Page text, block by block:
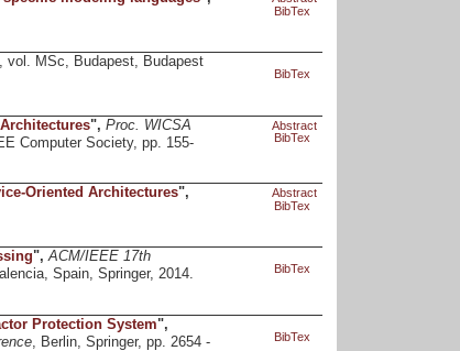
BibTex
, vol. MSc, Budapest, Budapest
BibTex
", Proc. WICSA
Computer Society, pp. 155-
Abstract
BibTex
Oriented Architectures",
Abstract
BibTex
",ACM/IEEE 17th
Spain, Springer, 2014. BibTex
Protection System",
, Berlin, Springer, pp. 2654 -
BibTex